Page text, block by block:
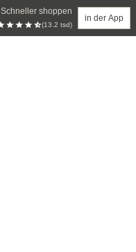
Schneller shoppen
(13.2 tsd)
in der App